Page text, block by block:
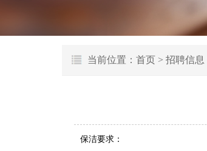
当前位置： 首页 > 招聘信息
保洁要求：